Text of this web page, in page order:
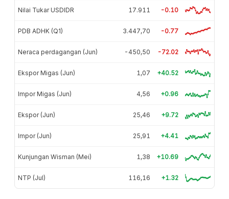
Nilai Tukar USDIDR 17.911 -0.10
PDB ADHK (Q1) 3.447,70 -0.77
Neraca perdagangan (Jun) -450,50 -72.02
Ekspor Migas (Jun) 1,07 +40.52
Impor Migas (Jun) 4,56 +0.96
Ekspor (Jun) 25,46 +9.72
Impor (Jun) 25,91 +4.41
Kunjungan Wisman (Mei) 1,38 +10.69
NTP (Jul) 116,16 +1.32